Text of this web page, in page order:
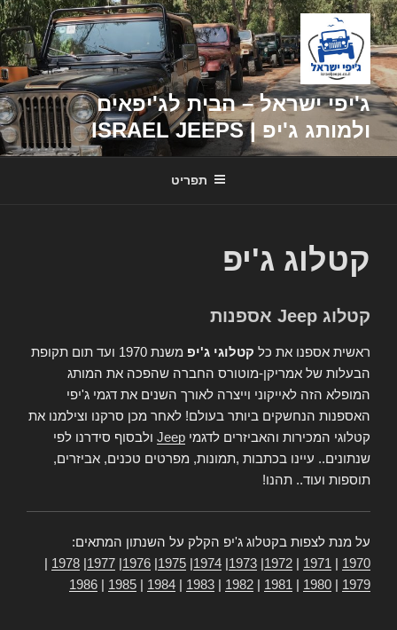
דילוג
לתוכן
ג'יפי ישראל – הבית לג'יפאים
ולמותג ג'יפ | ISRAEL JEEPS
תפריט
קטלוג ג'יפ
קטלוג Jeep אספנות
ראשית אספנו את כל קטלוגי ג'יפ
משנת 1970 ועד תום תקופת
הבעלות של אמריקן-מוטורס החברה שהפכה את המותג
המופלא הזה לאייקוני וייצרה לאורך השנים את דגמי ג'יפי
האספנות הנחשקים ביותר בעולם! לאחר מכן סרקנו וצילמנו את
קטלוגי המכירות והאביזרים לדגמי Jeep ולבסוף סידרנו לפי
שנתונים.. עיינו בכתבות ,תמונות, מפרטים טכנים, אביזרים,
תוספות ועוד.. תהנו!
על מנת לצפות בקטלוג ג'יפ הקלק על השנתון המתאים:
1970
1971
1972
1973
1974
1975
1976
1977
1978
1979
1980
1981
1982
1983
1984
1985
1986